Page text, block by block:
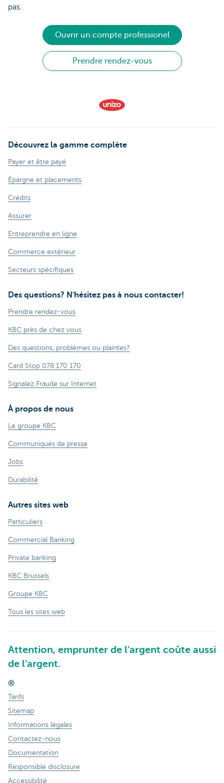
pas.
Ouvrir un compte professionel
Prendre rendez-vous
Découvrez la gamme complète
Payer et être payé
Épargne et placements
Crédits
Assurer
Entreprendre en ligne
Commerce extérieur
Secteurs spécifiques
Des questions? N'hésitez pas à nous contacter!
Prendre rendez-vous
KBC près de chez vous
Des questions, problèmes ou plaintes?
Card Stop 078 170 170
Signalez Fraude sur Internet
À propos de nous
Le groupe KBC
Communiqués de presse
Jobs
Durabilité
Autres sites web
Particuliers
Commercial Banking
Private banking
KBC Brussels
Groupe KBC
Tous les sites web
Attention, emprunter de l'argent coûte aussi
de l'argent.
®
Tarifs
Sitemap
Informations légales
Contactez-nous
Documentation
Responsible disclosure
Accessibilité